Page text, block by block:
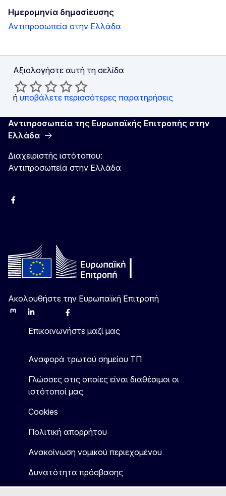
Ημερομηνία δημοσίευσης
Αντιπροσωπεία στην Ελλάδα
Αξιολογήστε αυτή τη σελίδα
ή υποβάλετε περισσότερες παρατηρήσεις
Αντιπροσωπεία της Ευρωπαϊκής Επιτροπής στην
Ελλάδα
Διαχειριστής ιστότοπου:
Αντιπροσωπεία στην Ελλάδα
Facebook
Ακολουθήστε την Ευρωπαϊκή Επιτροπή
MastodonLinkedInBlueskyFacebook
Επικοινωνήστε μαζί μας
Αναφορά τρωτού σημείου ΤΠ
Γλώσσες στις οποίες είναι διαθέσιμοι οι
ιστότοποί μας
Cookies
Πολιτική απορρήτου
Ανακοίνωση νομικού περιεχομένου
Δυνατότητα πρόσβασης